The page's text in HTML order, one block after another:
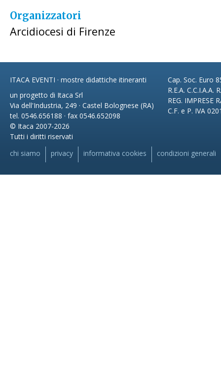
Organizzatori
Arcidiocesi di Firenze
ITACA EVENTI · mostre didattiche itineranti
un progetto di Itaca Srl
Via dell'Industria, 249 · Castel Bolognese (RA)
tel. 0546.656188 · fax 0546.652098
© Itaca 2007-2026
Tutti i diritti riservati
Cap. Soc. Euro
R.E.A. C.C.I.A.A.
REG. IMPRESE
C.F. e P. IVA
chi siamo privacy informativa cookies condizioni generali